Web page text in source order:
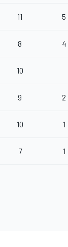
11 5
8 4
10
9 2
10 1
7 1